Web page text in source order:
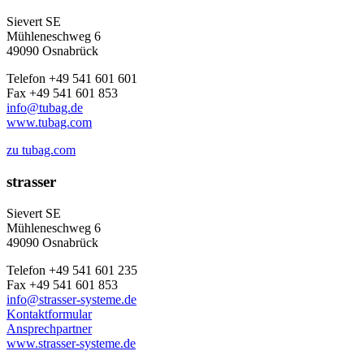
Sievert SE
Mühleneschweg 6
49090 Osnabrück
Telefon +49 541 601 601
Fax +49 541 601 853
info@tubag.de
www.tubag.com
zu tubag.com
strasser
Sievert SE
Mühleneschweg 6
49090 Osnabrück
Telefon +49 541 601 235
Fax +49 541 601 853
info@strasser-systeme.de
Kontaktformular
Ansprechpartner
www.strasser-systeme.de